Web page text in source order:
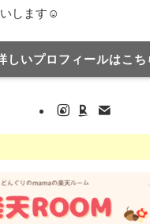
します☺️
しいプロフィールはこち